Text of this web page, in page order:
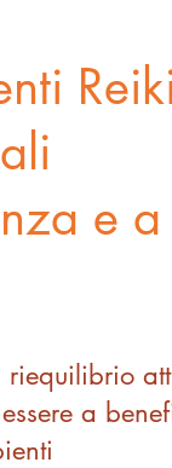
e
riequilibrio
a